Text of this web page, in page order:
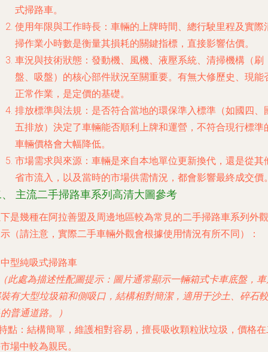
式掃路車。
使用年限與工作時長 ：車輛的上牌時間、總行駛里程及實際
掃作業小時數是衡量其損耗的關鍵指標，直接影響估價。
車況與技術狀態 ：發動機、風機、液壓系統、清掃機構（刷
盤、吸盤）的核心部件狀況至關重要。有無大修歷史、現能
正常作業，是定價的基礎。
排放標準與法規 ：是否符合當地的環保準入標準（如國四、
五排放）決定了車輛能否順利上牌和運營，不符合現行標準
車輛價格會大幅降低。
市場需求與來源 ：車輛是來自本地單位更新換代，還是從其
省市流入，以及當時的市場供需情況，都會影響最終成交價
、 主流二手掃路車系列高清大圖參考
是幾種在阿拉善盟及周邊地區較為常見的二手掃路車系列外觀
（請注意，實際二手車輛外觀會根據使用情況有所不同）：
型純吸式掃路車
此處為描述性配圖提示：圖片通常顯示一輛箱式卡車底盤，
有大型垃圾箱和側吸口，結構相對簡潔，適用于沙土、碎石較
普通道路。）
點 ：結構簡單，維護相對容易，擅長吸收顆粒狀垃圾，價格
場中較為親民。